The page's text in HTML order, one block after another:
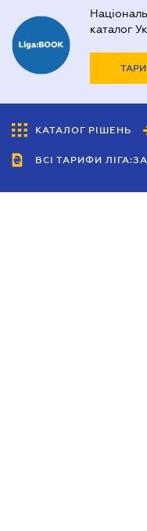
каталог
КАТАЛОГ РІШЕНЬ
ВСІ ТАРИФИ